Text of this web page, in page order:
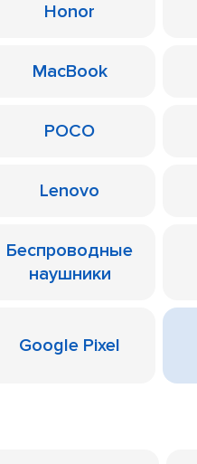
Honor
MacBook
POCO
Lenovo
Беспроводные
наушники
Google Pixel